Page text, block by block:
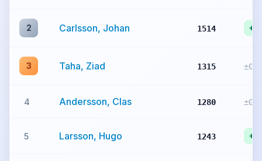
2 Carlsson, Johan 1514 +6
3 Taha, Ziad 1315 ±0
4 Andersson, Clas 1280 ±0
5 Larsson, Hugo 1243 +8